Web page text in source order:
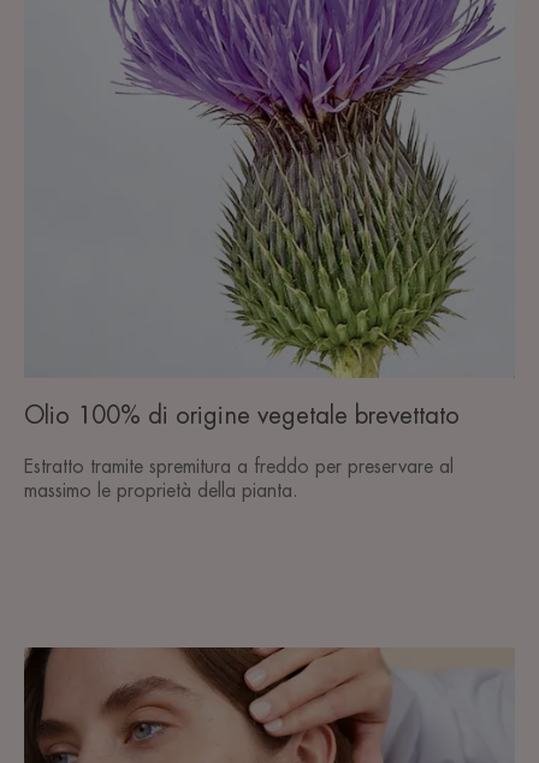
Olio 100% di origine vegetale brevettato
Estratto tramite spremitura a freddo per preservare al
massimo le proprietà della pianta.